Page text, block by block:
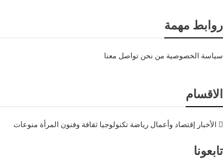
روابط مهمة
سياسة الخصوصية من نحن تواصل معنا
الاقسام
الأخبار إقتصاد وأعمال رياضة تكنولوجيا ثقافة وفنون المرأة منوعات
تابعونا